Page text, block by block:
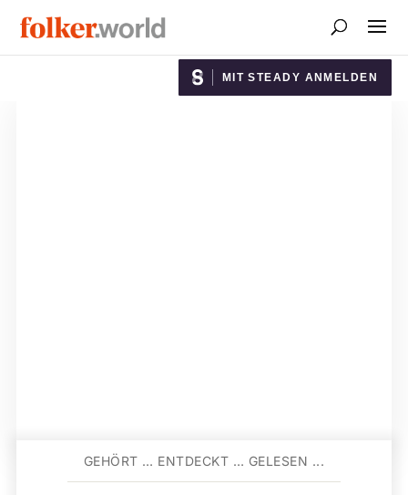
MIT STEADY ANMELDEN
GEHÖRT … ENTDECKT … GELESEN ...